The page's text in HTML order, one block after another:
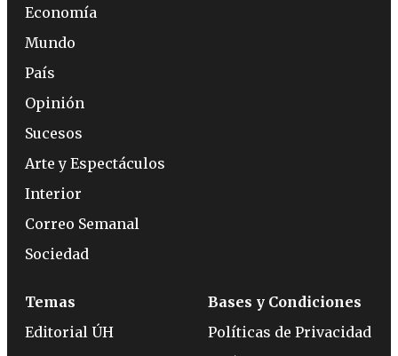
Economía
Mundo
País
Opinión
Sucesos
Arte y Espectáculos
Interior
Correo Semanal
Sociedad
Temas
Editorial ÚH
Bases y Condiciones
Políticas de Privacidad